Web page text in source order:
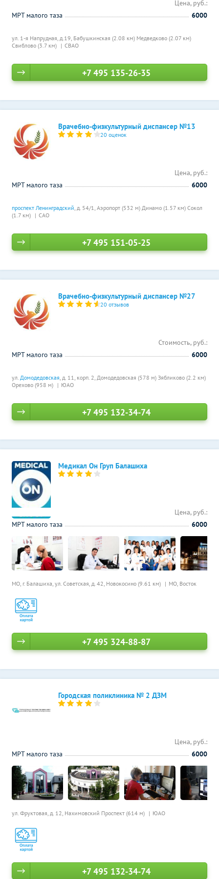
ул. 1-я Напрудная, д.19, Бабушкинская (2.08 км) Медведково (2.07 км)
Свиблово (3.7 км)
СВАО
Цена, руб.:
МРТ малого таза
6000
+7 495 135-26-35
Врачебно-физкультурный диспансер №13
20 оценок
проспект Ленинградский, д. 54/1, Аэропорт (532 м) Динамо (1.57 км) Сокол
(1.7 км)
САО
Цена, руб.:
МРТ малого таза
6000
+7 495 151-05-25
Врачебно-физкультурный диспансер №27
20 отзывов
ул. Домодедовская, д. 11, корп. 2, Домодедовская (578 м) Зябликово (2.2 км)
Орехово (958 м)
ЮАО
Стоимость, руб.:
МРТ малого таза
6000
+7 495 132-34-74
Медикал Он Груп Балашиха
МО, г. Балашиха, ул. Советская, д. 42, Новокосино (9.61 км) МО, Восток
Цена, руб.:
МРТ малого таза
6000
+7 495 324-88-87
Городская поликлиника № 2 ДЗМ
ул. Фруктовая, д. 12, Нахимовский Проспект (614 м) ЮАО
Цена, руб.:
МРТ малого таза
6000
+7 495 132-34-74